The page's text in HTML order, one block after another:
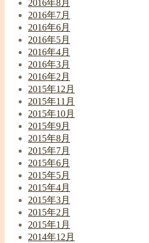
2016年8月
2016年7月
2016年6月
2016年5月
2016年4月
2016年3月
2016年2月
2015年12月
2015年11月
2015年10月
2015年9月
2015年8月
2015年7月
2015年6月
2015年5月
2015年4月
2015年3月
2015年2月
2015年1月
2014年12月